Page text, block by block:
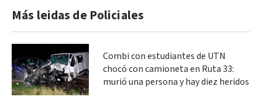
Más leidas de Policiales
Combi con estudiantes de UTN
chocó con camioneta en Ruta 33:
murió una persona y hay diez heridos